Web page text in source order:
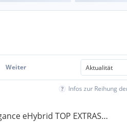
Weiter
Infos zur Reihung
eHybrid TOP EXTRAS